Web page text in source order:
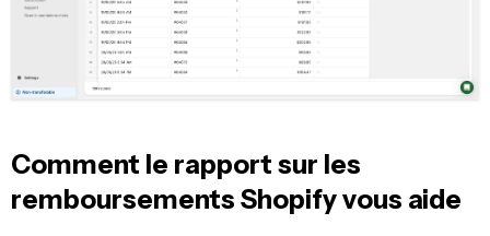
Comment le rapport sur les
remboursements Shopify vous aide